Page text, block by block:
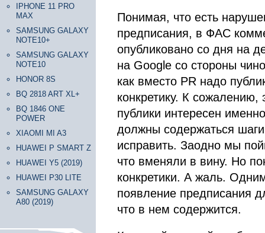
IPHONE 11 PRO
MAX
SAMSUNG GALAXY
NOTE10+
SAMSUNG GALAXY
NOTE10
HONOR 8S
BQ 2818 ART XL+
BQ 1846 ONE
POWER
XIAOMI MI A3
HUAWEI P SMART Z
HUAWEI Y5 (2019)
HUAWEI P30 LITE
SAMSUNG GALAXY
A80 (2019)
Понимая, что есть
предписания, в ФАС
опубликовано со дня на
на Google со стороны
как вместо PR надо
конкретику. К
публики интересен
должны содержаться
исправить. Заодно мы
что вменяли в вину. Но
конкретики. А жаль.
появление предписания
что в нем содержится.